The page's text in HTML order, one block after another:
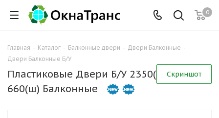
0
Главная - Каталог - Балконные двери - Двери Балконные -
Двери Балконные Б/У
Скриншот
Пластиковые Двери Б/У 2350(в) х
660(ш) Балконные